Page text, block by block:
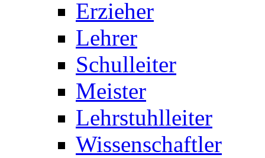
Erzieher
Lehrer
Schulleiter
Meister
Lehrstuhlleiter
Wissenschaftler